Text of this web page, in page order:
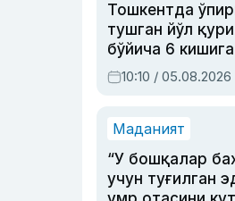
Тошкентда
тушган йўл
бўйича 6
ҳукми ўқилди
10:10 / 05.08.2026
Маданият
“У бошқалар
учун туғилган